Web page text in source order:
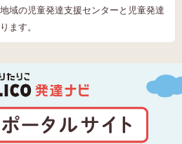
域の児童発達支援センターと児童発達
ます。